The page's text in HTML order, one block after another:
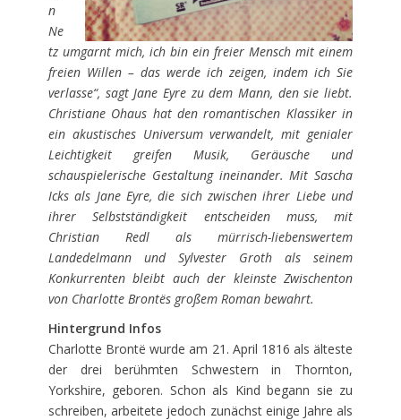
n
Ne
tz umgarnt mich, ich bin ein freier Mensch mit einem
freien Willen – das werde ich zeigen, indem ich Sie
verlasse“, sagt Jane Eyre zu dem Mann, den sie liebt.
Christiane Ohaus hat den romantischen Klassiker in
ein akustisches Universum verwandelt, mit genialer
Leichtigkeit greifen Musik, Geräusche und
schauspielerische Gestaltung ineinander. Mit Sascha
Icks als Jane Eyre, die sich zwischen ihrer Liebe und
ihrer Selbstständigkeit entscheiden muss, mit
Christian Redl als mürrisch-liebenswertem
Landedelmann und Sylvester Groth als seinem
Konkurrenten bleibt auch der kleinste Zwischenton
von Charlotte Brontës großem Roman bewahrt.
Hintergrund Infos
Charlotte Brontë wurde am 21. April 1816 als älteste
der drei berühmten Schwestern in Thornton,
Yorkshire, geboren. Schon als Kind begann sie zu
schreiben, arbeitete jedoch zunächst einige Jahre als